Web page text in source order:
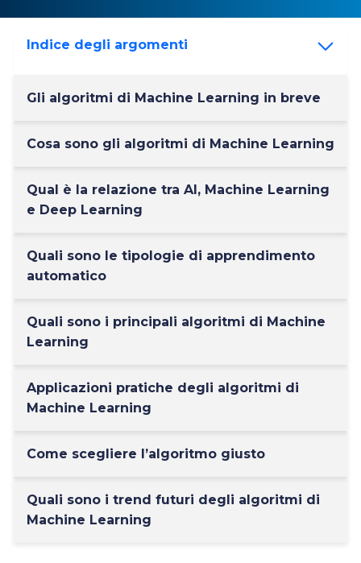
Indice degli argomenti
Gli algoritmi di Machine Learning in breve
Cosa sono gli algoritmi di Machine Learning
Qual è la relazione tra AI, Machine Learning
e Deep Learning
Quali sono le tipologie di apprendimento
automatico
Quali sono i principali algoritmi di Machine
Learning
Applicazioni pratiche degli algoritmi di
Machine Learning
Come scegliere l’algoritmo giusto
Quali sono i trend futuri degli algoritmi di
Machine Learning